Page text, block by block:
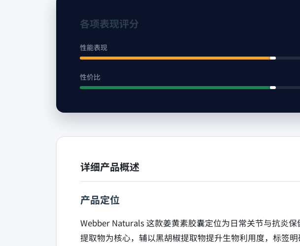
各项表现评分
性能表现
性价比
详细产品概述
产品定位
Webber Naturals 这款姜黄素胶囊定位为日常关节与抗炎
提取物为核心，辅以黑胡椒提取物提升生物利用度，标签